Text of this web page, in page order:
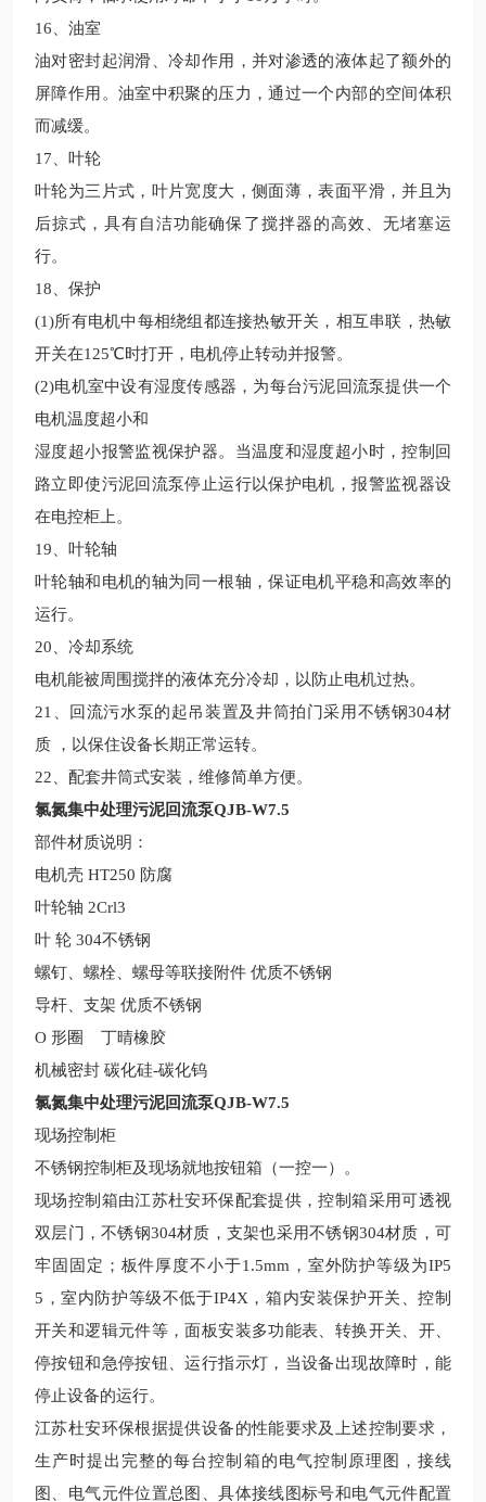
16 、油室
油对密封起润滑、冷却作用，并对渗透的液体起了额外的
屏障作用。油室中积聚的压力，通过一个内部的空间体积
而减缓。
17 、叶轮
叶轮为三片式，叶片宽度大，侧面薄，表面平滑，并且为
后掠式，具有自洁功能确保了搅拌器的高效、无堵塞运
行。
18 、保护
(1)所有电机中每相绕组都连接热敏开关，相互串联，热敏
开关在125℃时打开，电机停止转动并报警。
(2)电机室中设有湿度传感器，为每台污泥回流泵提供一个
电机温度超小和
湿度超小报警监视保护器。当温度和湿度超小时，控制回
路立即使污泥回流泵停止运行以保护电机，报警监视器设
在电控柜上。
19 、叶轮轴
叶轮轴和电机的轴为同一根轴，保证电机平稳和高效率的
运行。
20 、冷却系统
电机能被周围搅拌的液体充分冷却，以防止电机过热。
21
、回流污水泵的起吊装置及井筒拍门采用不锈钢304材
质 ，以保住设备长期正常运转。
22
配套井筒式安装，维修简单方便。
氯氮集中处理污泥回流泵QJB-W7.5
部件材质说明：
电机壳 HT250 防腐
叶轮轴 2Crl3
叶 轮 304不锈钢
螺钉、螺栓、螺母等联接附件 优质不锈钢
导杆、支架 优质不锈钢
O 形圈
丁晴橡胶
机械密封 碳化硅-碳化钨
氯氮集中处理污泥回流泵QJB-W7.5
现场控制柜
不锈钢控制柜及现场就地按钮箱（一控一）。
现场控制箱由江苏杜安环保配套提供，控制箱采用可透视
双层门，不锈钢304材质，支架也采用不锈钢304材质，可
牢固固定；板件厚度不小于1.5mm ，室外防护等级为IP5
5 ，室内防护等级不低于IP4X ，箱内安装保护开关、控制
开关和逻辑元件等，面板安装多功能表、转换开关、开、
停按钮和急停按钮、运行指示灯，当设备出现故障时，能
停止设备的运行。
江苏杜安环保根据提供设备的性能要求及上述控制要求，
生产时提出完整的每台控制箱的电气控制原理图，接线
图、电气元件位置总图、具体接线图标号和电气元件配置